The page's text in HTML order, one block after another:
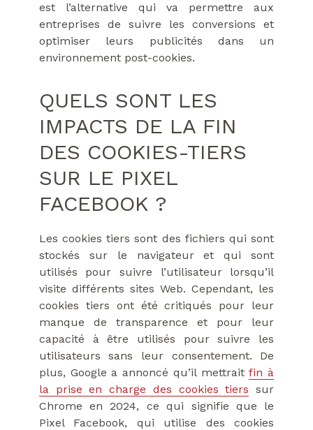
est l’alternative qui va permettre aux
entreprises de suivre les conversions et
optimiser leurs publicités dans un
environnement post-cookies.
QUELS SONT LES
IMPACTS DE LA FIN
DES COOKIES-TIERS
SUR LE PIXEL
FACEBOOK ?
Les cookies tiers sont des fichiers qui sont
stockés sur le navigateur et qui sont
utilisés pour suivre l’utilisateur lorsqu’il
visite différents sites Web. Cependant, les
cookies tiers ont été critiqués pour leur
manque de transparence et pour leur
capacité à être utilisés pour suivre les
utilisateurs sans leur consentement. De
plus, Google a annoncé qu’il mettraitfin à
la prise en charge des cookies tiers sur
Chrome en 2024, ce qui signifie que le
Pixel Facebook, qui utilise des cookies